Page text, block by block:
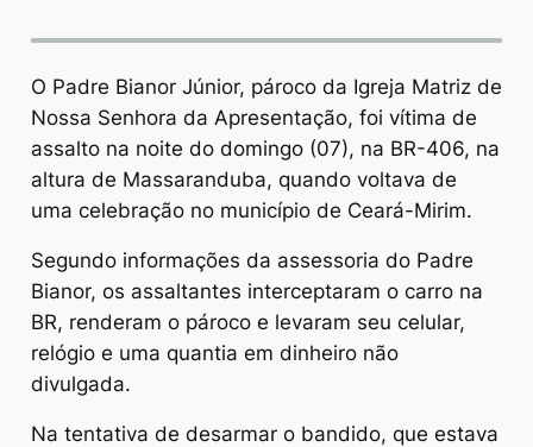
O Padre Bianor Júnior, pároco da Igreja Matriz de
Nossa Senhora da Apresentação, foi vítima de
assalto na noite do domingo (07), na BR-406, na
altura de Massaranduba, quando voltava de
uma celebração no município de Ceará-Mirim.
Segundo informações da assessoria do Padre
Bianor, os assaltantes interceptaram o carro na
BR, renderam o pároco e levaram seu celular,
relógio e uma quantia em dinheiro não
divulgada.
Na tentativa de desarmar o bandido, que estava